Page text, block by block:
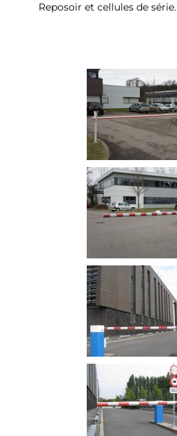
Reposoir et cellules de série.